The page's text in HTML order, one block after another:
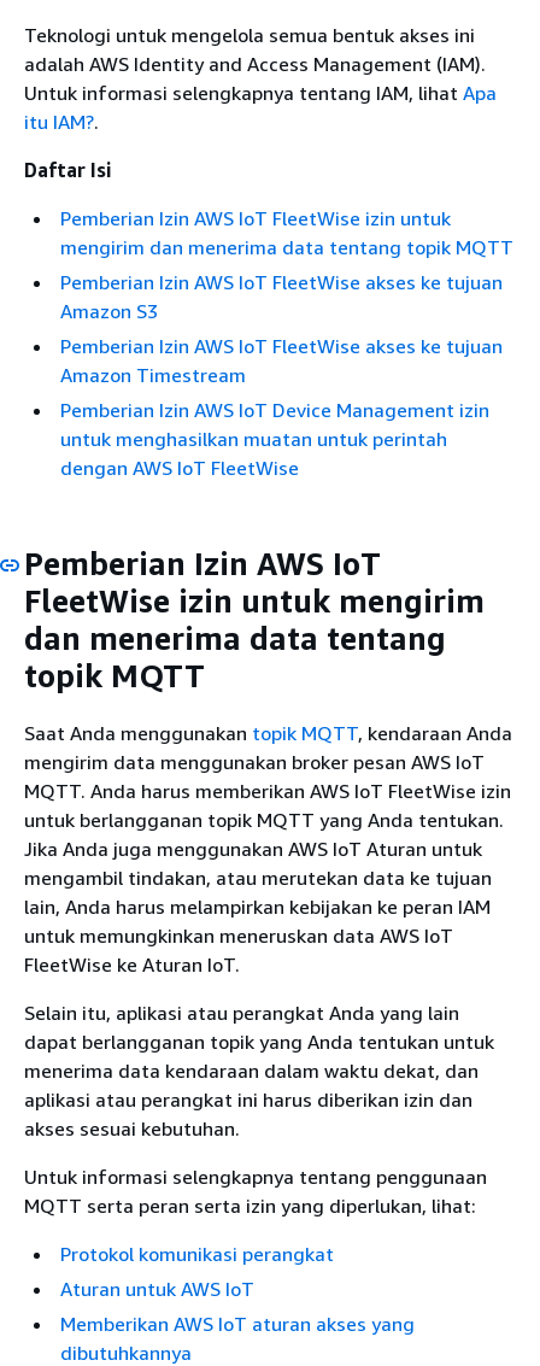
Teknologi untuk mengelola semua bentuk akses ini
adalah AWS Identity and Access Management (IAM).
Untuk informasi selengkapnya tentang IAM, lihat Apa
itu IAM?.
Daftar Isi
Pemberian Izin AWS IoT FleetWise izin untuk
mengirim dan menerima data tentang topik MQTT
Pemberian Izin AWS IoT FleetWise akses ke tujuan
Amazon S3
Pemberian Izin AWS IoT FleetWise akses ke tujuan
Amazon Timestream
Pemberian Izin AWS IoT Device Management izin
untuk menghasilkan muatan untuk perintah
dengan AWS IoT FleetWise
Pemberian Izin AWS IoT
FleetWise izin untuk mengirim
dan menerima data tentang
topik MQTT
Saat Anda menggunakan topik MQTT, kendaraan Anda
mengirim data menggunakan broker pesan AWS IoT
MQTT. Anda harus memberikan AWS IoT FleetWise izin
untuk berlangganan topik MQTT yang Anda tentukan.
Jika Anda juga menggunakan AWS IoT Aturan untuk
mengambil tindakan, atau merutekan data ke tujuan
lain, Anda harus melampirkan kebijakan ke peran IAM
untuk memungkinkan meneruskan data AWS IoT
FleetWise ke Aturan IoT.
Selain itu, aplikasi atau perangkat Anda yang lain
dapat berlangganan topik yang Anda tentukan untuk
menerima data kendaraan dalam waktu dekat, dan
aplikasi atau perangkat ini harus diberikan izin dan
akses sesuai kebutuhan.
Untuk informasi selengkapnya tentang penggunaan
MQTT serta peran serta izin yang diperlukan, lihat:
Protokol komunikasi perangkat
Aturan untuk AWS IoT
Memberikan AWS IoT aturan akses yang
dibutuhkannya